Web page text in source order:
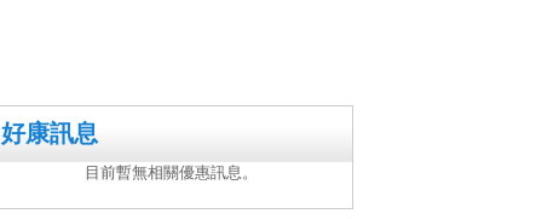
好康訊息
目前暫無相關優惠訊息。